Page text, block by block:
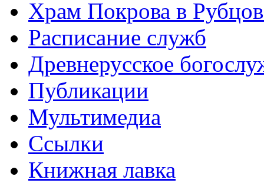
Храм Покрова в
Расписание служб
Древнерусское
Публикации
Мультимедиа
Ссылки
Книжная лавка